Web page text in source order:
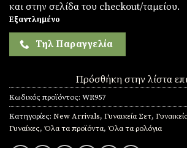
και στην σελίδα του checkout/ταμείου.
Εξαντλημένο
Τηλ Παραγγελία
Πρόσθήκη στην λίστα
Κωδικός προϊόντος: WR957
Κατηγορίες: New Arrivals, Γυναικεία Σετ,
Γυναίκες, Όλα τα προϊόντα, Όλα τα ρολόγια